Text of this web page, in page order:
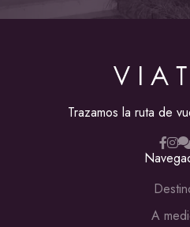
Trazamos la ruta de
A